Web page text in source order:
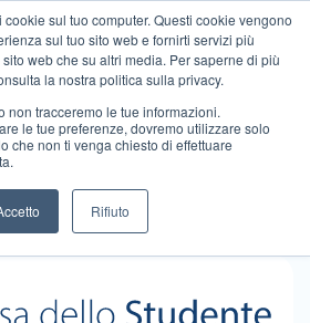
sul tuo computer. Questi cookie vengono
sul tuo sito web e fornirti servizi più
web che su altri media. Per saperne di più
la nostra politica sulla privacy.
non tracceremo le tue informazioni.
le tue preferenze, dovremo utilizzare solo
che non ti venga chiesto di effettuare
Rifiuto